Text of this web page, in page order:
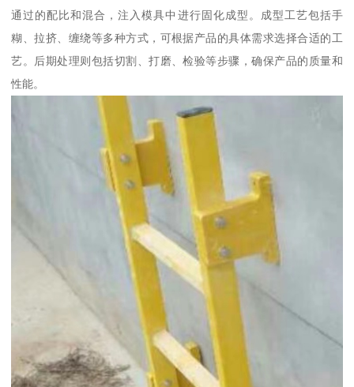
通过的配比和混合，注入模具中进行固化成型。成型工艺包括手
糊、拉挤、缠绕等多种方式，可根据产品的具体需求选择合适的工
艺。后期处理则包括切割、打磨、检验等步骤，确保产品的质量和
性能。